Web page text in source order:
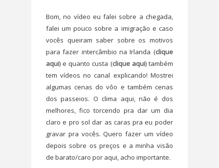
Bom, no vídeo eu falei sobre a chegada,
falei um pouco sobre a imigração e caso
vocês queiram saber sobre os motivos
para fazer intercâmbio na Irlanda (clique
aqui) e quanto custa (clique aqui) também
tem vídeos no canal explicando! Mostrei
algumas cenas do vôo e também cenas
dos passeios. O clima aqui, não é dos
melhores, fico torcendo pra dar um dia
claro e pro sol dar as caras pra eu poder
gravar pra vocês. Quero fazer um vídeo
depois sobre os preços e a minha visão
de barato/caro por aqui, acho importante.